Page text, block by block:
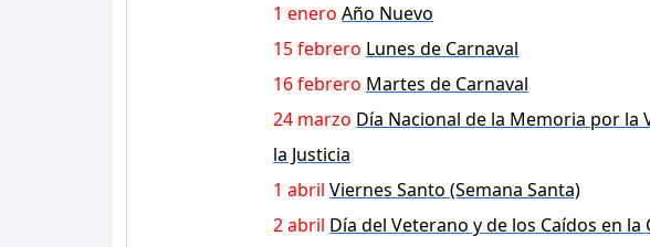
1 enero Año Nuevo
15 febrero Lunes de Carnaval
16 febrero Martes de Carnaval
24 marzo Día Nacional de la Memoria por la
la Justicia
1 abril Viernes Santo (Semana Santa)
2 abril Día del Veterano y de los Caídos en la